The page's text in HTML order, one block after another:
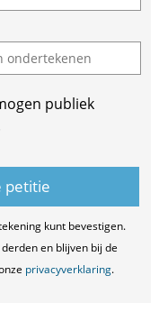
publiek
kunt bevestigen.
en blijven bij de
privacyverklaring.